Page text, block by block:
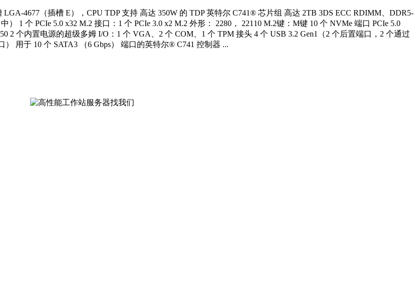
4677（插槽 E），CPU TDP 支持 高达 350W 的 TDP 英特尔 C741® 芯片组 高达 2TB 3DS ECC RDIMM、DDR5-
） 1 个 PCIe 5.0 x32 M.2 接口：1 个 PCIe 3.0 x2 M.2 外形： 2280， 22110 M.2键：M键 10 个 NVMe 端口 PCIe 5.0
2 个内置电源的超级多姆 I/O：1 个 VGA、2 个 COM、1 个 TPM 接头 4 个 USB 3.2 Gen1（2 个后置端口，2 个通过
用于 10 个 SATA3 （6 Gbps） 端口的英特尔® C741 控制器 ...